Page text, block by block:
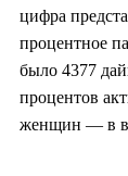
цифра
процентное
было 4377
процентов
женщин — в